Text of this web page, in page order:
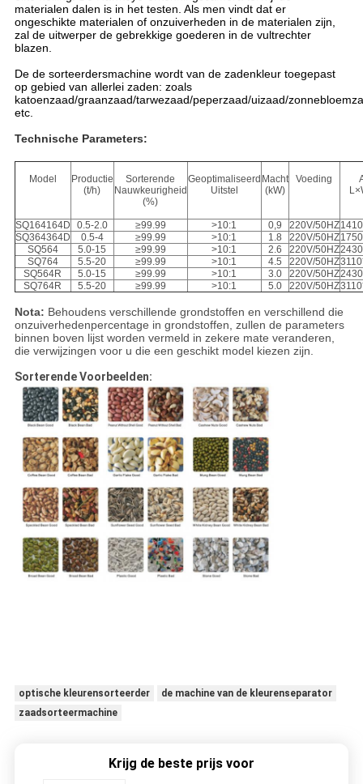
materialen dalen is in het testen. Als men vindt dat er
ongeschikte materialen of onzuiverheden in de materialen zijn,
zal de uitwerper de gebrekkige goederen in de vultrechter
blazen.
De de sorteerdersmachine wordt van de zadenkleur toegepast
op gebied van allerlei zaden: zoals
katoenzaad/graanzaad/tarwezaad/peperzaad/uizaad/
etc.
Technische Parameters:
Model
Productie
(t/h)
Sorterende
Nauwkeurigheid
(%)
Geoptimaliseerd
Uitstel
Macht
(kW)
Voeding
SQ164164D 0.5-2.0 ≥99.99 >10:1 0,9 220V/50HZ
SQ364364D
0.5-4 ≥99.99 >10:1 1.8 220V/50HZ
SQ564
5.0-15 ≥99.99 >10:1 2.6 220V/50HZ
SQ764
5.5-20 ≥99.99 >10:1 4.5 220V/50HZ
SQ564R
5.0-15 ≥99.99 >10:1 3.0 220V/50HZ
SQ764R
5.5-20 ≥99.99 >10:1 5.0 220V/50HZ
Nota: Behoudens verschillende grondstoffen en verschillend die
onzuiverhedenpercentage in grondstoffen, zullen de parameters
binnen boven lijst worden vermeld in zekere mate veranderen,
die verwijzingen voor u die een geschikt model kiezen zijn.
Sorterende Voorbeelden:
optische kleurensorteerder
de machine van de kleurenseparator
zaadsorteermachine
Krijg de beste prijs voor